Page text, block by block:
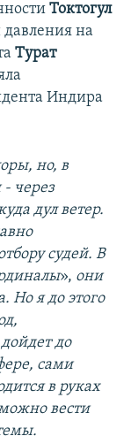
Токтогул
давления на
Турат
Индира
но, в
через
дул ветер.
судей. В
», они
Но я до этого
до
сами
в руках
вести